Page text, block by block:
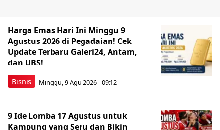
Bisnis
Harga Emas Hari Ini Minggu 9
Agustus 2026 di Pegadaian! Cek
Update Terbaru Galeri24, Antam,
dan UBS!
Minggu, 9 Agu 2026 - 09:12
9 Ide Lomba 17 Agustus untuk
Kampung yang Seru dan Bikin